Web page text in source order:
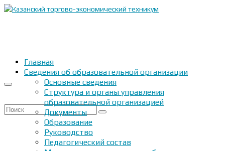
Искать:
Главная
Сведения об образовательной организации
Основные сведения
Структура и органы управления
образовательной организацией
Документы
Образование
Руководство
Педагогический состав